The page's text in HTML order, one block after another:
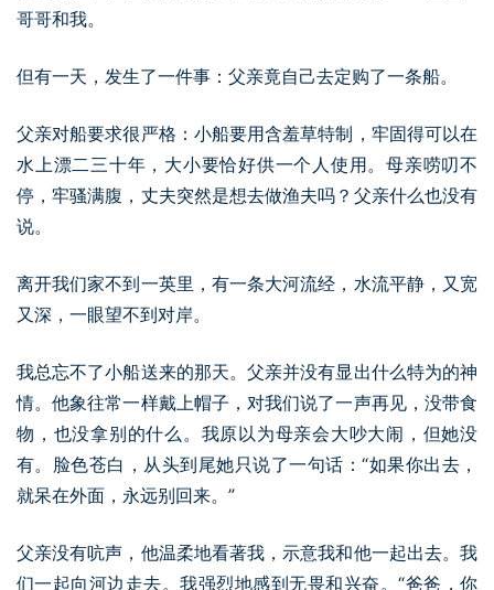
哥哥和我。
但有一天，发生了一件事：父亲竟自己去定购了一条船。
父亲对船要求很严格：小船要用含羞草特制，牢固得可以在
水上漂二三十年，大小要恰好供一个人使用。母亲唠叨不
停，牢骚满腹，丈夫突然是想去做渔夫吗？父亲什么也没有
说。
离开我们家不到一英里，有一条大河流经，水流平静，又宽
又深，一眼望不到对岸。
我总忘不了小船送来的那天。父亲并没有显出什么特为的神
情。他象往常一样戴上帽子，对我们说了一声再见，没带食
物，也没拿别的什么。我原以为母亲会大吵大闹，但她没
有。脸色苍白，从头到尾她只说了一句话：“如果你出去，
就呆在外面，永远别回来。”
父亲没有吭声，他温柔地看著我，示意我和他一起出去。我
们一起向河边走去。我强烈地感到无畏和兴奋。“爸爸，你